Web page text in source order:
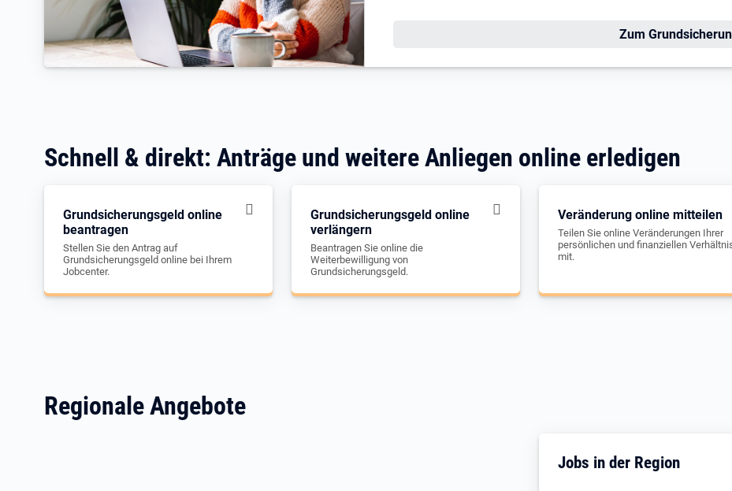
Zum
Schnell & direkt: Anträge und weitere Anliegen online erledigen
Grundsicherungsgeld online
beantragen
Stellen Sie den Antrag auf
Grundsicherungsgeld online bei Ihrem
Jobcenter.
Grundsicherungsgeld online
verlängern
Beantragen Sie online die
Weiterbewilligung von
Grundsicherungsgeld.
Veränderung online mitteilen
Teilen Sie online Veränderungen Ihrer
persönlichen und finanziellen
mit.
Regionale Angebote
Jobs in der Region